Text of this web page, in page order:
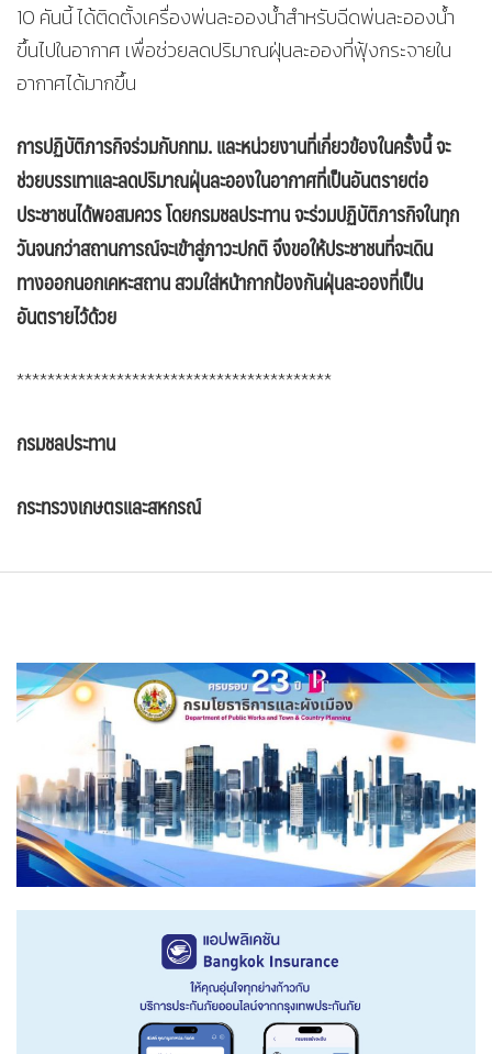
10 คันนี้ ได้ติดตั้งเครื่องพ่นละอองน้ำสำหรับฉีดพ่นละอองน้ำ
ขึ้นไปในอากาศ เพื่อช่วยลดปริมาณฝุ่นละอองที่ฟุ้งกระจายใน
อากาศได้มากขึ้น
การปฏิบัติภารกิจร่วมกับกทม. และหน่วยงานที่เกี่ยวข้องในครั้งนี้ จะ
ช่วยบรรเทาและลดปริมาณฝุ่นละอองในอากาศที่เป็นอันตรายต่อ
ประชาชนได้พอสมควร โดยกรมชลประทาน จะร่วมปฏิบัติภารกิจในทุก
วันจนกว่าสถานการณ์จะเข้าสู่ภาวะปกติ จึงขอให้ประชาชนที่จะเดิน
ทางออกนอกเคหะสถาน สวมใส่หน้ากากป้องกันฝุ่นละอองที่เป็น
อันตรายไว้ด้วย
*****************************************
กรมชลประทาน
กระทรวงเกษตรและสหกรณ์